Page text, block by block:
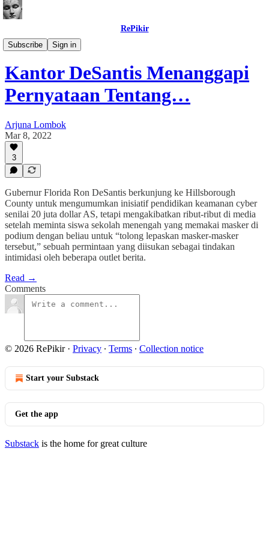
RePikir
Subscribe
Sign in
Buletin
Kantor DeSantis Menanggapi
Pernyataan Tentang…
Arjuna Lombok
Mar 8, 2022
3
Gubernur Florida Ron DeSantis berkunjung ke Hillsborough
County untuk mengumumkan inisiatif pendidikan keamanan cyber
senilai 20 juta dollar AS, tetapi mengakibatkan ribut-ribut di media
setelah meminta siswa sekolah menengah yang memakai masker di
podium dengan beliau untuk “tolong lepaskan masker-masker
tersebut,” sebuah permintaan yang diisukan sebagai tindakan
intimidasi oleh beberapa outlet berita.
Read →
Comments
© 2026 RePikir· Privacy ∙ Terms ∙ Collection notice
Start your Substack
Get the app
Substack is the home for great culture